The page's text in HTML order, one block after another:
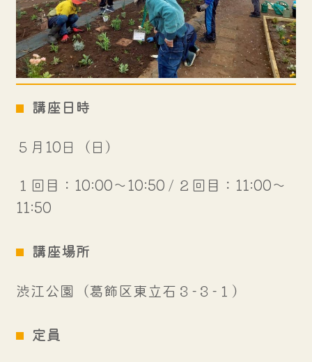
講座日時
５月10日（日）
１回目：10:00～10:50 / ２回目：11:00～
11:50
講座場所
渋江公園（葛飾区東立石３-３-１）
定員